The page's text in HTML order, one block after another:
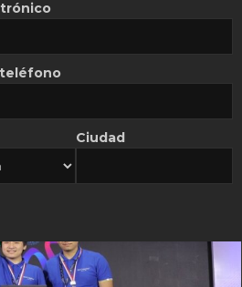
NEWS
Libre por costos
10 MARZO, 2026
Ciudad